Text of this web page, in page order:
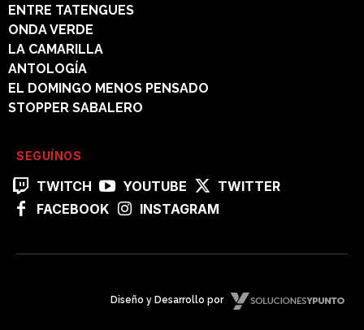
ENTRE TATENGUES
ONDA VERDE
LA CAMARILLA
ANTOLOGÍA
EL DOMINGO MENOS PENSADO
STOPPER SABALERO
SEGUÍNOS
TWITCH YOUTUBE
TWITTER
FACEBOOK
INSTAGRAM
Diseño y Desarrollo por